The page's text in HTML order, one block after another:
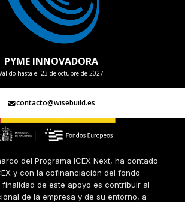
del Programa ICEX Next, ha contado
y con la cofinanciación del fondo
finalidad de este apoyo es contribuir al
de la empresa y de su entorno, a
PYME INNOVADORA
hasta el 23 de octubre de 2027
contacto@wisebuild.es